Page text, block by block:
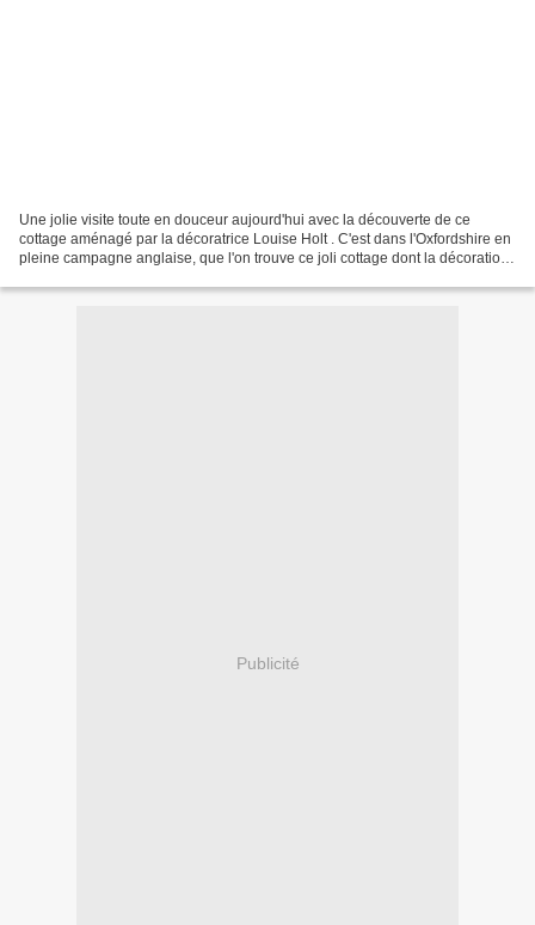
Une jolie visite toute en douceur aujourd'hui avec la découverte de ce
cottage aménagé par la décoratrice Louise Holt . C'est dans l'Oxfordshire en
pleine campagne anglaise, que l'on trouve ce joli cottage dont la décoration
Publicité